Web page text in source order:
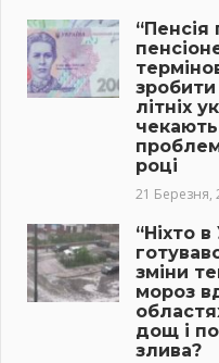
зробити
літніх
чекають
році
21 Березня,
“Ніхто в
зміни
мороз
дощ і
злива?